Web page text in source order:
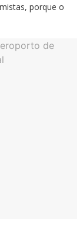
porque o